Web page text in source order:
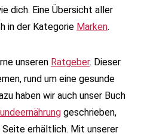
dich. Eine Übersicht aller
in der Kategorie Marken.
unseren Ratgeber. Dieser
rund um eine gesunde
haben wir auch unser Buch
geschrieben,
erhältlich. Mit unserer